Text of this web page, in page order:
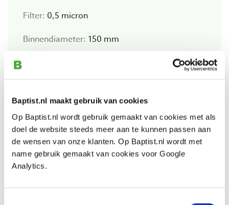
Baptist.nl maakt gebruik van cookies
Op Baptist.nl wordt gebruik gemaakt van cookies met als
doel de website steeds meer aan te kunnen passen aan
de wensen van onze klanten. Op Baptist.nl wordt met
name gebruik gemaakt van cookies voor Google
Analytics.
Filter: 0,5 micron
Binnendiameter: 150 mm
Geschikt voor:Record DX 1000
Beoordelingen